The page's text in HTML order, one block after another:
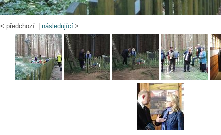
< předchozí | následující>